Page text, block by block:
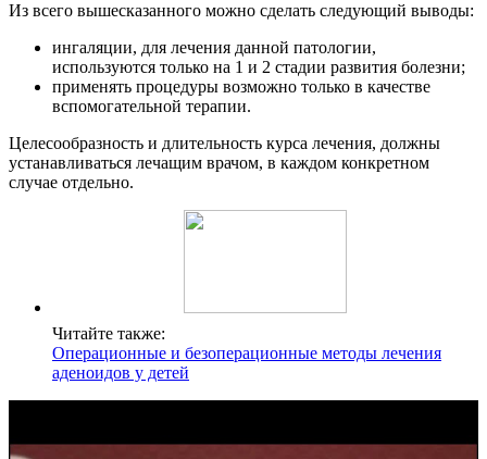
Из всего вышесказанного можно сделать следующий выводы:
ингаляции, для лечения данной патологии,
используются только на 1 и 2 стадии развития болезни;
применять процедуры возможно только в качестве
вспомогательной терапии.
Целесообразность и длительность курса лечения, должны
устанавливаться лечащим врачом, в каждом конкретном
случае отдельно.
Читайте также:
Операционные и безоперационные методы лечения
аденоидов у детей